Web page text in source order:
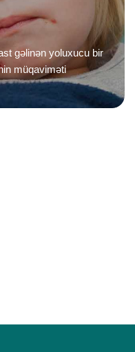
gəlinən yoluxucu bir
müqaviməti